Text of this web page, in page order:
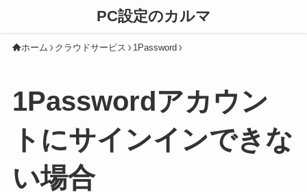
PC設定のカルマ
ホーム クラウドサービス 1Password
1Passwordアカウン
トにサインインできな
い場合